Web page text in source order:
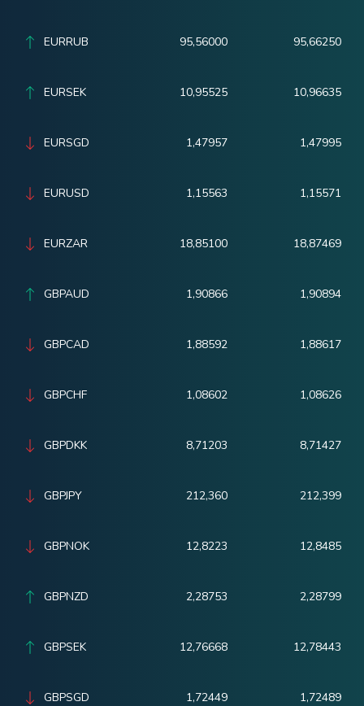
EURRUB 95,56000 95,66250
EURSEK 10,95525 10,96635
EURSGD 1,47957 1,47995
EURUSD 1,15563 1,15571
EURZAR 18,85100 18,87469
GBPAUD 1,90866 1,90894
GBPCAD 1,88592 1,88617
GBPCHF 1,08602 1,08626
GBPDKK 8,71203 8,71427
GBPJPY 212,360 212,399
GBPNOK 12,8223 12,8485
GBPNZD 2,28753 2,28799
GBPSEK 12,76668 12,78443
GBPSGD 1,72449 1,72489